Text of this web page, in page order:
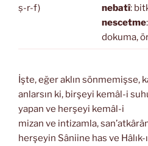
ṣ-r-f)
nebatî:
nescetme:
dokuma,
İşte, eğer aklın sönmemişse,
anlarsın ki, birşeyi kemâl-i
yapan ve herşeyi kemâl-i
mizan ve intizamla,
herşeyin Sâniine has ve